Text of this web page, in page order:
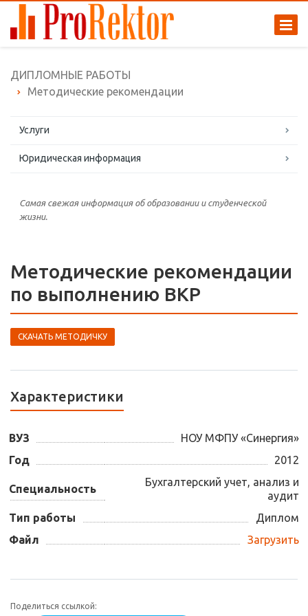
ДИПЛОМНЫЕ РАБОТЫ
Методические рекомендации
Услуги
Юридическая информация
Самая свежая информация об образовании и студенческой
жизни.
Методические рекомендации
по выполнению ВКР
СКАЧАТЬ МЕТОДИЧКУ
Характеристики
ВУЗ
НОУ МФПУ «Синергия»
Год
2012
Специальность
Бухгалтерский учет, анализ и
аудит
Тип работы
Диплом
Файл
Загрузить
Поделиться ссылкой: